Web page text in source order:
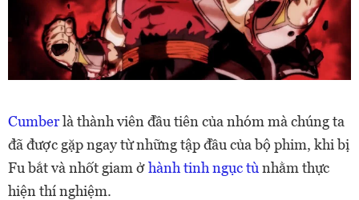
Cumberlà thành viên đầu tiên của nhóm mà chúng ta
đã được gặp ngay từ những tập đầu của bộ phim, khi bị
Fu bắt và nhốt giam ởhành tinh ngục tù nhằm thực
hiện thí nghiệm.